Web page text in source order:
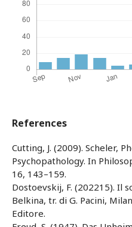
References
Cutting, J. (2009). Scheler,
Psychopathology. In
16, 143–159.
Dostoevskij, F. (202215). Il
Belkina, tr. di G. Pacini,
Editore.